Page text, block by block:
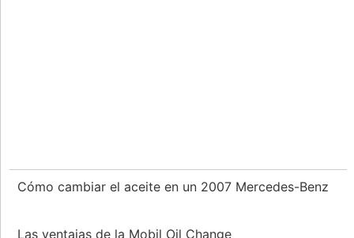
Cómo cambiar el aceite en un 2007 Mercedes-Benz
Las ventajas de la Mobil Oil Change